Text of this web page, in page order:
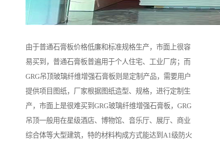
由于普通石膏板价格低廉和标准规格生产，市面上很容
易买到，普通石膏板普遍用于个人住宅、工业厂房；而
GRG吊顶玻璃纤维增强石膏板则是定制产品，需要用户
提供项目图纸，厂家根据图纸造型、规格，进行定制生
产，市面上是很难买到GRG玻璃纤维增强石膏板，GRG
吊顶一般用在星级酒店、博物馆、音乐厅、展厅、商业
综合体等大型建筑，特的材料构成方式能达到A1级防火